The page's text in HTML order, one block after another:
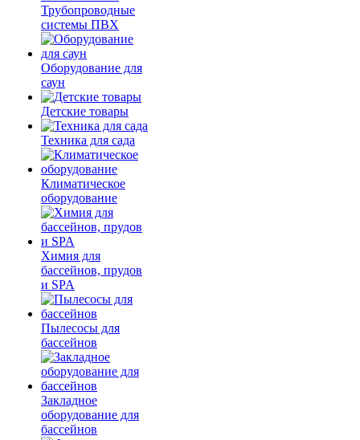
Трубопроводные
системы ПВХ
Оборудование для
саун
Детские товары
Техника для сада
Климатическое
оборудование
Химия для
бассейнов, прудов
и SPA
Пылесосы для
бассейнов
Закладное
оборудование для
бассейнов